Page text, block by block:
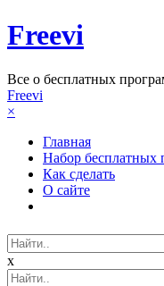
Freevi
Вcе о бесплатных
Freevi
×
Главная
Набор бесплатных
Как сделать
О сайте
x